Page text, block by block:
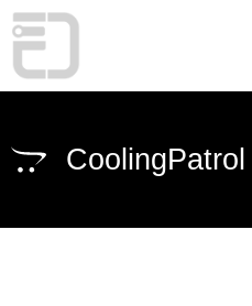
CoolingPatrol